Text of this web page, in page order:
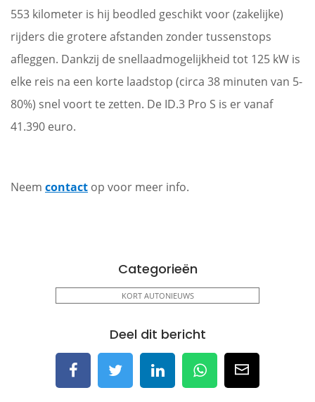
553 kilometer is hij beodled geschikt voor (zakelijke)
rijders die grotere afstanden zonder tussenstops
afleggen. Dankzij de snellaadmogelijkheid tot 125 kW is
elke reis na een korte laadstop (circa 38 minuten van 5-
80%) snel voort te zetten. De ID.3 Pro S is er vanaf
41.390 euro.
Neem contact op voor meer info.
Categorieën
KORT AUTONIEUWS
Deel dit bericht